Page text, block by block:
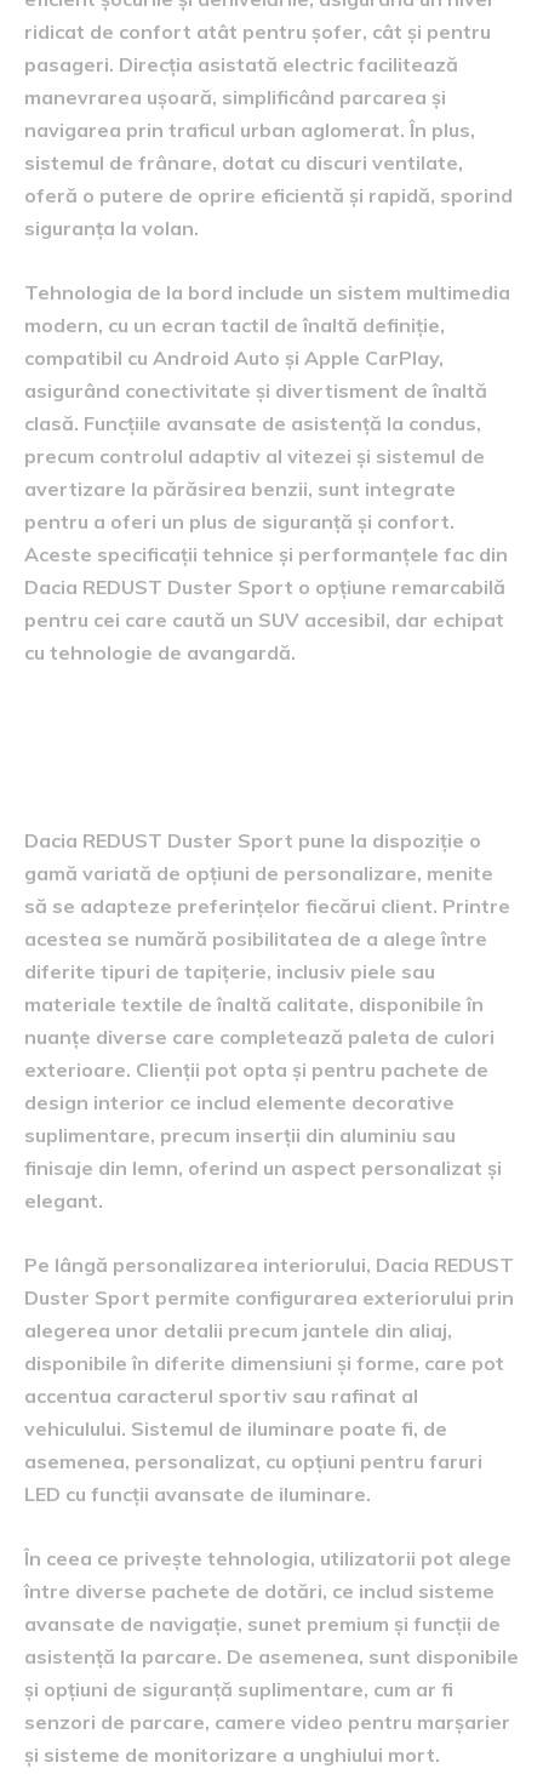
ridicat de confort atât pentru șofer, cât și pentru
pasageri. Direcția asistată electric facilitează
manevrarea ușoară, simplificând parcarea și
navigarea prin traficul urban aglomerat. În plus,
sistemul de frânare, dotat cu discuri ventilate,
oferă o putere de oprire eficientă și rapidă, sporind
siguranța la volan.
Tehnologia de la bord include un sistem multimedia
modern, cu un ecran tactil de înaltă definiție,
compatibil cu Android Auto și Apple CarPlay,
asigurând conectivitate și divertisment de înaltă
clasă. Funcțiile avansate de asistență la condus,
precum controlul adaptiv al vitezei și sistemul de
avertizare la părăsirea benzii, sunt integrate
pentru a oferi un plus de siguranță și confort.
Aceste specificații tehnice și performanțele fac din
Dacia REDUST Duster Sport o opțiune remarcabilă
pentru cei care caută un SUV accesibil, dar echipat
cu tehnologie de avangardă.
Dacia REDUST Duster Sport pune la dispoziție o
gamă variată de opțiuni de personalizare, menite
să se adapteze preferințelor fiecărui client. Printre
acestea se numără posibilitatea de a alege între
diferite tipuri de tapițerie, inclusiv piele sau
materiale textile de înaltă calitate, disponibile în
nuanțe diverse care completează paleta de culori
exterioare. Clienții pot opta și pentru pachete de
design interior ce includ elemente decorative
suplimentare, precum inserții din aluminiu sau
finisaje din lemn, oferind un aspect personalizat și
elegant.
Pe lângă personalizarea interiorului, Dacia REDUST
Duster Sport permite configurarea exteriorului prin
alegerea unor detalii precum jantele din aliaj,
disponibile în diferite dimensiuni și forme, care pot
accentua caracterul sportiv sau rafinat al
vehiculului. Sistemul de iluminare poate fi, de
asemenea, personalizat, cu opțiuni pentru faruri
LED cu funcții avansate de iluminare.
În ceea ce privește tehnologia, utilizatorii pot alege
între diverse pachete de dotări, ce includ sisteme
avansate de navigație, sunet premium și funcții de
asistență la parcare. De asemenea, sunt disponibile
și opțiuni de siguranță suplimentare, cum ar fi
senzori de parcare, camere video pentru marșarier
și sisteme de monitorizare a unghiului mort.